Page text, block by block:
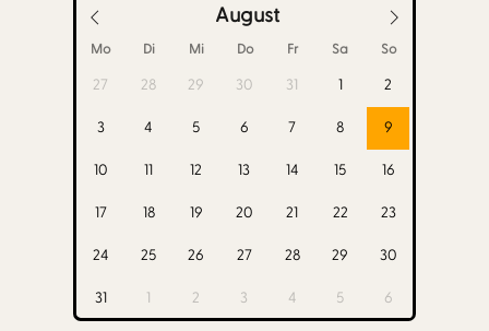
August
Mo Di Mi Do Fr Sa So
27 28 29 30 31 1 2
3 4 5 6 7 8 9
10 11 12 13 14 15 16
17 18 19 20 21 22 23
24 25 26 27 28 29 30
31 1 2 3 4 5 6